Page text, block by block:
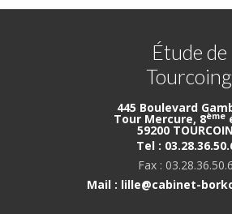
Étude de
Tourcoing
445 Boulevard
Tour Mercure, 8ème
59200
Tel :
Fax :
Mail : lille@cabinet-